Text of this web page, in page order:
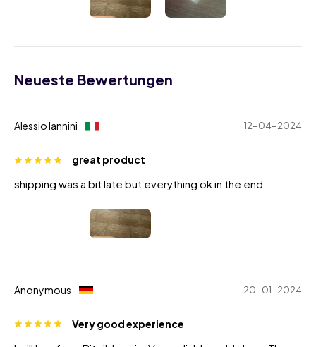
Neueste Bewertungen
Alessio Iannini 12-04-2024
great product
shipping was a bit late but everything ok in the end
Anonymous 20-01-2024
Very good experience